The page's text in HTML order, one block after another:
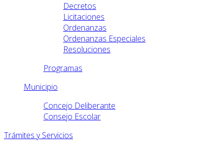
Decretos
Licitaciones
Ordenanzas
Ordenanzas Especiales
Resoluciones
Programas
Municipio
Concejo Deliberante
Consejo Escolar
Trámites y Servicios